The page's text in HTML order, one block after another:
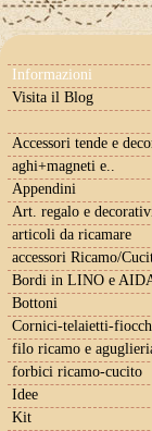
Informazioni
Visita il Blog
Accessori tende e
aghi+magneti e..
Appendini
Art. regalo e
articoli da ricamare
accessori Ricamo/
Bordi in LINO e
Bottoni
Cornici-telaietti-
filo ricamo e
forbici ricamo-cucito
Idee
Kit